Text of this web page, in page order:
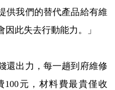
供我們的替代產品給有維
此失去行動能力。」
還出力，每一趟到府維修
元，材料費最貴僅收